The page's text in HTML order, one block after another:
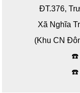
ĐT.376,
Xã Nghĩa
(Khu CN
☎️
☎️